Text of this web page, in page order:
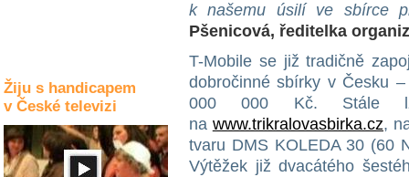
Žiju s handicapem
v České televizi
k našemu úsilí ve sbírce
Pšenicová, ředitelka
T-Mobile se již tradičně
dobročinné sbírky v Česku
000 000 Kč. Stále
na www.trikralovasbirka.cz,
tvaru DMS KOLEDA 30 (60
Výtěžek již dvacátého